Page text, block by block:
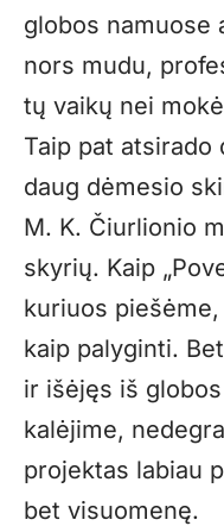
globos namuose
nors mudu,
tų vaikų nei
Taip pat atsirado
daug dėmesio
M. K. Čiurlionio
skyrių. Kaip
kuriuos
kaip palyginti.
ir išėjęs iš
kalėjime,
projektas labiau
bet visuomenę.